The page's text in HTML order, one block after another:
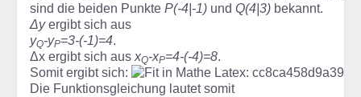
sind die beiden Punkte P(-4|-1) und Q(4|3) bekannt.
Δyergibt sich aus
yQ-yP=3-(-1)=4.
Δx ergibt sich aus xQ-xP=4-(-4)=8.
Somit ergibt sich:
Die Funktionsgleichung lautet somit